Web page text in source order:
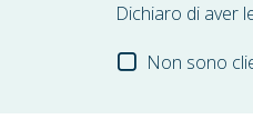
Dichiaro di aver
Non sono